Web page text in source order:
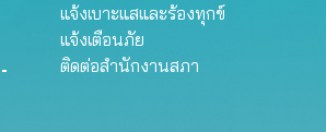
แจ้งเบาะแสและร้องทุกข์
แจ้งเตือนภัย
ติดต่อสำนักงานสภา